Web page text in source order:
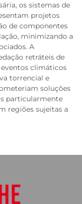
os sistemas de
projetos
de componentes
minimizando a
A
retráteis de
climáticos
torrencial e
soluções
particularmente
regiões sujeitas a